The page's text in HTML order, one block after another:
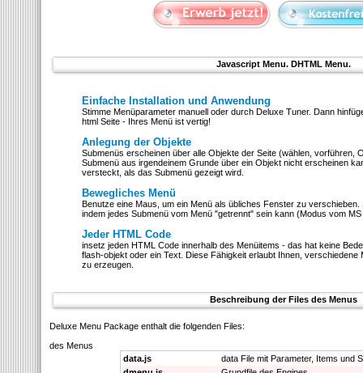
Javascript Menu. DHTML Menu.
Einfache Installation und Anwendung
Stimme Menüparameter manuell oder durch Deluxe Tuner. Dann
html Seite - Ihres Menü ist vertig!
Anlegung der Objekte
Submenüs erscheinen über alle Objekte der Seite (wählen, vorführen,
Submenü aus irgendeinem Grunde über ein Objekt nicht erscheinen
versteckt, als das Submenü gezeigt wird.
Bewegliches Menü
Benutze eine Maus, um ein Menü als übliches Fenster zu
indem jedes Submenü vom Menü "getrennt" sein kann (Modus vom
Jeder HTML Code
insetz jeden HTML Code innerhalb des Menüitems - das hat keine
flash-objekt oder ein Text. Diese Fähigkeit erlaubt Ihnen, verschiedene
zu erzeugen.
Beschreibung der Files des Menus
Deluxe Menu Package enthalt die folgenden Files:
des Menus
data.js
data File mit Parameter, Items und